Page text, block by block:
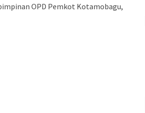
OPD Pemkot Kotamobagu,